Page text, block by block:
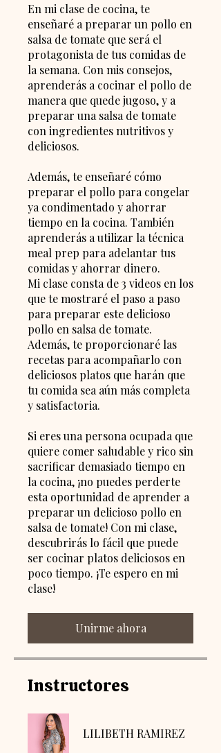
En mi clase de cocina, te
enseñaré a preparar un pollo en
salsa de tomate que será el
protagonista de tus comidas de
la semana. Con mis consejos,
aprenderás a cocinar el pollo de
manera que quede jugoso, y a
preparar una salsa de tomate
con ingredientes nutritivos y
deliciosos.
Además, te enseñaré cómo
preparar el pollo para congelar
ya condimentado y ahorrar
tiempo en la cocina. También
aprenderás a utilizar la técnica
meal prep para adelantar tus
comidas y ahorrar dinero.
Mi clase consta de 3 videos en los
que te mostraré el paso a paso
para preparar este delicioso
pollo en salsa de tomate.
Además, te proporcionaré las
recetas para acompañarlo con
deliciosos platos que harán que
tu comida sea aún más completa
y satisfactoria.
Si eres una persona ocupada que
quiere comer saludable y rico sin
sacrificar demasiado tiempo en
la cocina, ¡no puedes perderte
esta oportunidad de aprender a
preparar un delicioso pollo en
salsa de tomate! Con mi clase,
descubrirás lo fácil que puede
ser cocinar platos deliciosos en
poco tiempo. ¡Te espero en mi
Unirme ahora
Instructores
LILIBETH RAMIREZ